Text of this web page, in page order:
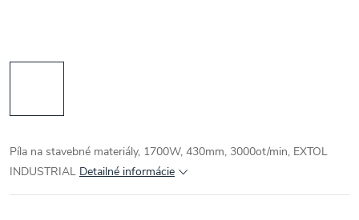
Píla na stavebné materiály, 1700W, 430mm, 3000ot/min, EXTOL
INDUSTRIAL Detailné informácie